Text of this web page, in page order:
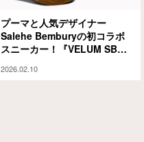
プーマと人気デザイナー
Salehe Bemburyの初コラボ
スニーカー！『VELUM SB
2026.02.10